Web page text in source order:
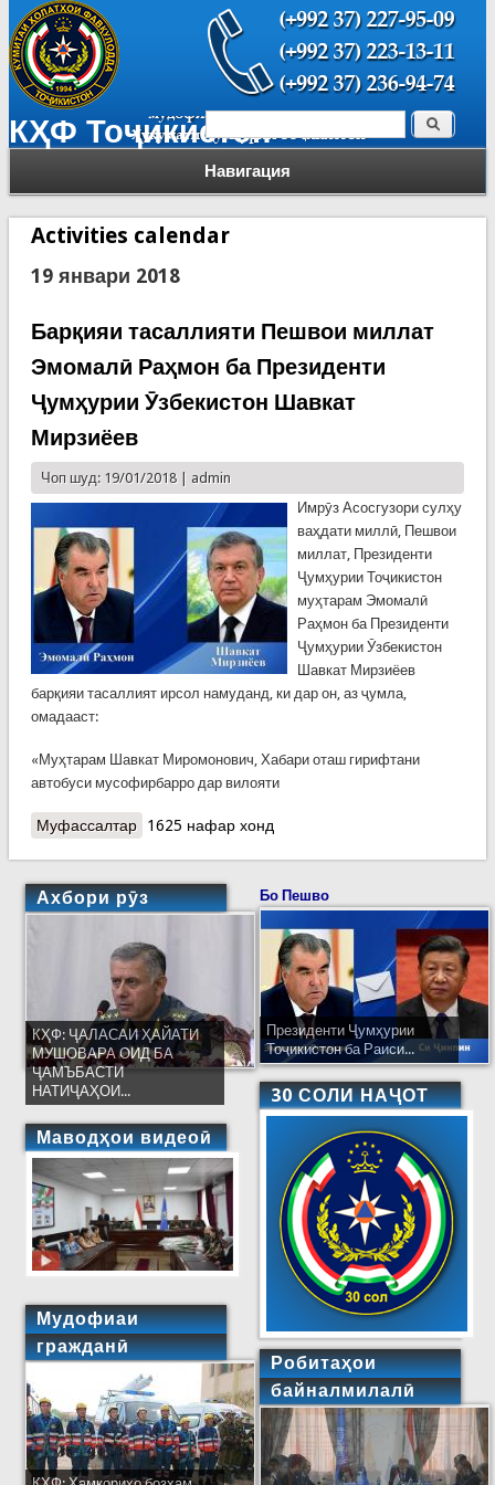
КҲФ Тоҷикистон
Навигация
Форма поиска Поиск
Activities calendar
19 январи 2018
Барқияи тасаллияти Пешвои миллат
Эмомалӣ Раҳмон ба Президенти
Ҷумҳурии Ӯзбекистон Шавкат
Мирзиёев
Чоп шуд: 19/01/2018 | admin
Имрӯз Асосгузори сулҳу
ваҳдати миллӣ, Пешвои
миллат, Президенти
Ҷумҳурии Тоҷикистон
муҳтарам Эмомалӣ
Раҳмон ба Президенти
Ҷумҳурии Ӯзбекистон
Шавкат Мирзиёев
барқияи тасаллият ирсол намуданд, ки дар он, аз ҷумла,
омадааст:
«Муҳтарам Шавкат Миромонович, Хабари оташ гирифтани
автобуси мусофирбарро дар вилояти
Муфассалтаро Барқияи тасаллияти Пешвои миллат Эмомалӣ
1625 нафар хонд
Ахбори рӯз
КҲФ: ҶАЛАСАИ ҲАЙАТИ
МУШОВАРА ОИД БА
ҶАМЪБАСТИ
НАТИҶАҲОИ...
Маводҳои видеоӣ
Мудофиаи
гражданӣ
Бо Пешво
Президенти Ҷумҳурии
Тоҷикистон ба Раиси...
30 СОЛИ НАҶОТ
Робитаҳои
байналмилалӣ